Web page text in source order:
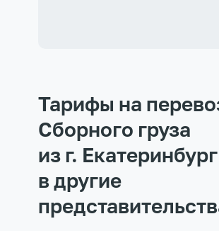
Тарифы на
Сборного груза
из г. Екатеринбург
в другие